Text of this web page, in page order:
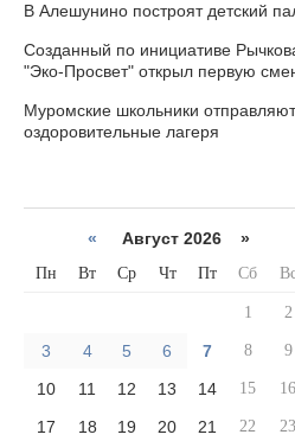
В Алешунино построят детский
Созданный по инициативе
"Эко-Просвет" открыл первую
Муромские школьники
оздоровительные лагеря
« Август 2026 »
Пн Вт Ср Чт Пт Сб
1 2
3 4 5 6 7 8 9
10 11 12 13 14 15 16
17 18 19 20 21 22 23